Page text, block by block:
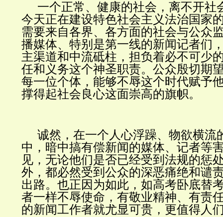
一个正常、健康的社会，离不开社
今天正在建设特色社会主义法治国家
需要来自各界、各方面的社会与公众
播媒体、特别是第一线的新闻记者们
主渠道和中流砥柱，担负着必不可少
任和义务这个神圣职责。公众殷切期
每一位个体，能够不辱这个时代赋予
撑得起社会良心这面崇高的旗帜。
诚然，在一个人心浮躁、物欲横流
中，暗中搞有偿新闻的媒体、记者等
见，无论他们是否已经受到法规的惩
外，都必然受到公众的深恶痛绝和谴
出路。也正因为如此，如高考卧底替
者一样不辱使命，有敬业精神、有责
的新闻工作者就尤显可贵，更值得人